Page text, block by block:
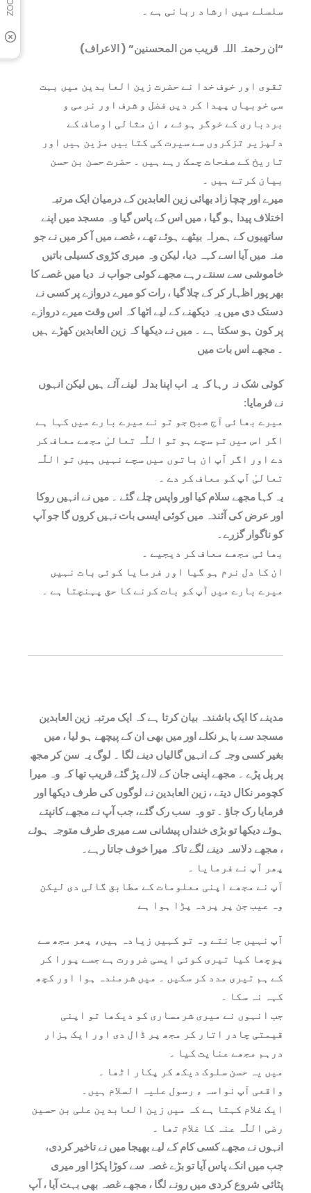
سلسلے میں ارشاد ربانی ہے ۔
“ان رحمتہ اللہ قریب من المحسنین” ( الاعراف)
تقوی اور خوف خدا نے حضرت زین العابدین میں بہت
سی خوبیاں پیدا کر دیں فضل و شرف اور نرمی و
بردباری کے خوگر ہوئے ، ان مثالی اوصاف کے
دلپزیر تزکروں سے سیرت کی کتابیں مزین ہیں اور
تاریخ کے صفحات چمک رہے ہیں ۔ حضرت حسن بن حسن
بیان کرتے ہیں ۔
میرے اور چچا زاد بھائی زین العابدین کے درمیان ایک مرتبہ
اختلاف پیدا ہو گیا ، میں اس کے پاس گیا وہ مسجد میں اپنے
ساتھیوں کے ہمراہ بیٹھے ہوئے تھے ، غصے میں آ کر میں نے جو
منہ میں آیا اسے کہہ دیا، لیکن وہ میری کڑوی کسیلی باتیں
خاموشی سے سنتے رہے مجھے کوئی جواب نہ دیا میں غصے کا
بھر پور اظہار کر کے چلا گیا ، رات کو میرے دروازے پر کسی نے
دستک دی میں یہ دیکھنے کے لیے اٹھا کہ اس وقت میرے دروازے
پر کون ہو سکتا ہے ۔ میں نے دیکھا کہ زین العابدین کھڑے ہیں
۔ مجھے اس بات میں
کوئی شک نہ رہا کہ یہ اب اپنا بدلہ لینے آئے ہیں لیکن انہوں
نے فرمایا:
میرے بھائی آج صبح جو تو نے میرے بارے میں کہا ہے
اگر اس میں تم سچے ہو تو اللّٰہ تعالیٰ مجھے معاف کر
دے اور اگر آپ ان باتوں میں سچے نہیں ہیں تو اللّٰہ
تعالیٰ آپ کو معاف کر دے ۔
یہ کہا مجھے سلام کیا اور واپس چلے گئے ۔ میں نے انہیں روکا
اور عرض کی آئندہ میں کوئی ایسی بات نہیں کروں گا جو آپ
کو ناگوار گزرے۔
بھائی مجھے معاف کر دیجیے ۔
ان کا دل نرم ہو گیا اور فرمایا کوئی بات نہیں
میرے بارے میں آپ کو بات کرنے کا حق پہنچتا ہے ۔
مدینے کا ایک باشندہ بیان کرتا ہے کہ ایک مرتبہ زین العابدین
مسجد سے باہر نکلے اور میں بھی ان کے پیچھے ہو لیا ، میں
بغیر کسی وجہ کے انہیں گالیاں دینے لگا ۔ لوگ یہ سن کر مجھ
پر پل پڑے ۔ مجھے اپنی جان کے لالے پڑ گئے قریب تھا کہ وہ میرا
کچومر نکال دیتے ، زین العابدین نے لوگوں کی طرف دیکھا اور
فرمایا رک جاؤ ۔ تو وہ سب رک گئے، جب آپ نے مجھے کانپتے
ہوئے دیکھا تو بڑی خنداں پیشانی سے میری طرف متوجہ ہوئے
، مجھے دلاسہ دینے لگے تاکہ میرا خوف جاتا رہے۔
پھر آپ نے فرمایا ۔
آپ نے مجھے اپنی معلومات کے مطابق گالی دی لیکن
وہ عیب جن پر پردہ پڑا ہوا ہے
آپ نہیں جانتے وہ تو کہیں زیادہ ہیں، پھر مجھ سے
پوچھا کیا تیری کوئی ایسی ضرورت ہے جسے پورا کر
کے ہم تیری مدد کر سکیں ۔ میں شرمندہ ہوا اور کچھ
کہہ نہ سکا ۔
جب انہوں نے میری شرمساری کو دیکھا تو اپنی
قیمتی چادر اتار کر مجھ پر ڈال دی اور ایک ہزار
درہم مجھے عنایت کیا ۔
میں یہ حسن سلوک دیکھ کر پکار اٹھا ۔
واقعی آپ نواسہ ء رسول علیہ السلام ہیں۔
ایک غلام کہتا ہے کہ میں زین العابدین علی بن حسین
رضی اللّٰہ عنہ کا غلام تھا ۔
انہوں نے مجھے کسی کام کے لیے بھیجا میں نے تاخیر کردی،
جب میں انکے پاس آیا تو بڑے غصہ سے کوڑا پکڑا اور میری
پٹائی شروع کردی میں رونے لگا ، مجھے غصہ بھی بہت آیا ، آپ